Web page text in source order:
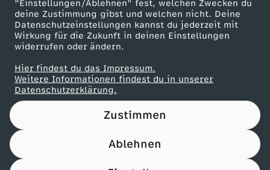
"Einstellungen/Ablehnen" fest, welchen Zwecken du
deine Zustimmung gibst und welchen nicht. Deine
Datenschutzeinstellungen kannst du jederzeit mit
Wirkung für die Zukunft in deinen Einstellungen
widerrufen oder ändern.
Hier findest du das Impressum.
Weitere Informationen findest du in unserer
Datenschutzerklärung.
Zustimmen
Ablehnen
E
i
w
e
Partner
Nutzungsbedingungen